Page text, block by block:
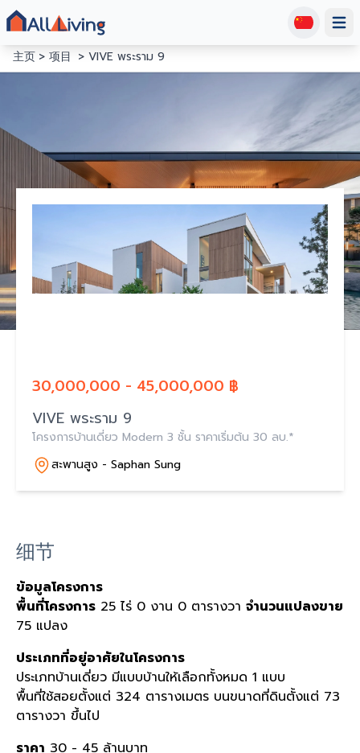
主页
项目 VIVE พระราม 9
30,000,000 - 45,000,000 ฿
VIVE พระราม 9
โครงการบ้านเดี่ยว Modern 3 ชั้น ราคาเริ่มต้น 30 ลบ.*
สะพานสูง - Saphan Sung
细节
ข้อมูลโครงการ
พื้นที่โครงการ 25 ไร่ 0 งาน 0 ตารางวา จำนวนแปลงขาย
75 แปลง
ประเภทที่อยู่อาศัยในโครงการ
ประเภทบ้านเดี่ยว มีแบบบ้านให้เลือกทั้งหมด 1 แบบ
พื้นที่ใช้สอยตั้งแต่ 324 ตารางเมตร บนขนาดที่ดินตั้งแต่ 73
ตารางวา ขึ้นไป
ราคา 30 - 45 ล้านบาท